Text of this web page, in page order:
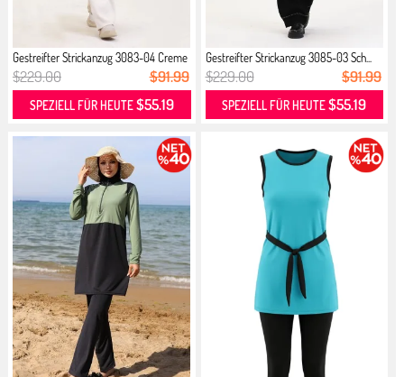
Gestreifter Strickanzug 3083-04 Creme
$229.00 $91.99
SPEZIELL FÜR HEUTE$55.19
Gestreifter Strickanzug 3085-03 Sch...
$229.00 $91.99
SPEZIELL FÜR HEUTE$55.19